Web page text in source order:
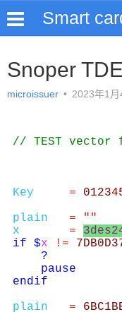
Smart
Snoper
microissuer • 2023年1月